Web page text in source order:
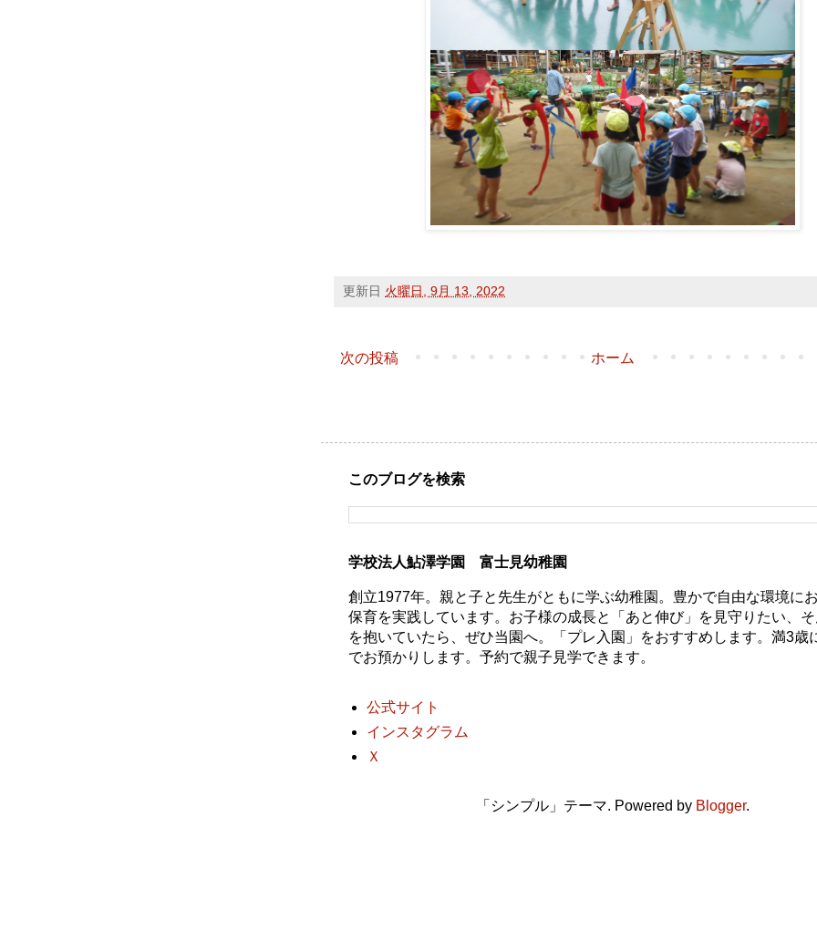
更新日 火曜日, 9月 13, 2022
次の投稿 ホーム
このブログを検索
学校法人鮎澤学園 富士見幼稚園
創立1977年。親と子と先生がともに学ぶ幼稚園。豊かで自由な環境に
保育を実践しています。お子様の成長と「あと伸び」を見守りたい、
を抱いていたら、ぜひ当園へ。「プレ入園」をおすすめします。満3歳
でお預かりします。予約で親子見学できます。
公式サイト
インスタグラム
Ｘ
「シンプル」テーマ. Powered by Blogger.